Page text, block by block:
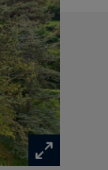
une vue
ainsi
ce